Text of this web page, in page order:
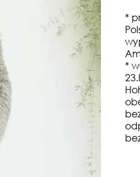
*
*